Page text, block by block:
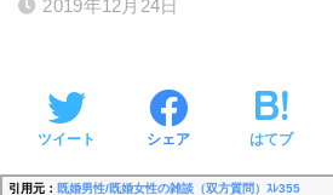
2019年12月24日
ツイート シェア はてブ
引用元： 既婚男性/既婚女性の雑談（双方質問）ｽﾚ355